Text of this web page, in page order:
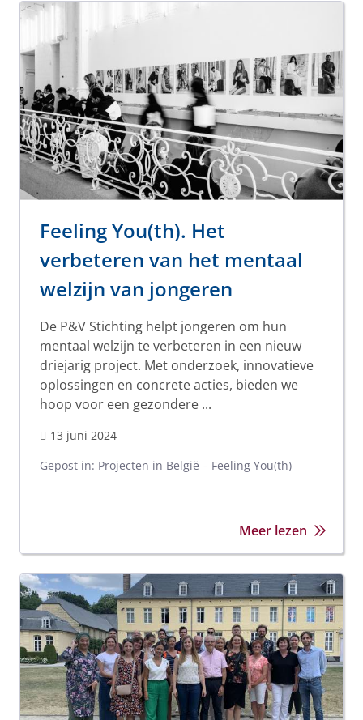
Feeling You(th). Het
verbeteren van het mentaal
welzijn van jongeren
De P&V Stichting helpt jongeren om hun
mentaal welzijn te verbeteren in een nieuw
driejarig project. Met onderzoek, innovatieve
oplossingen en concrete acties, bieden we
hoop voor een gezondere ...
13 juni 2024
Gepost in: Projecten in België Feeling You(th)
Meer lezen